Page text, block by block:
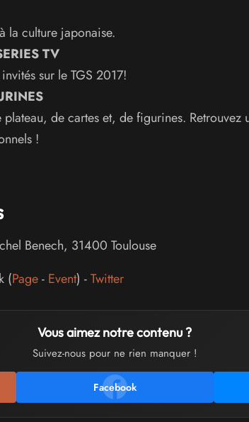
la culture japonaise.
TV
sur le TGS 2017!
de cartes et, de figurines.
!
Benech, 31400 Toulouse
(Page- Event) -Twitter
Vous aimez notre contenu ?
Suivez-nous pour ne rien manquer !
Facebook